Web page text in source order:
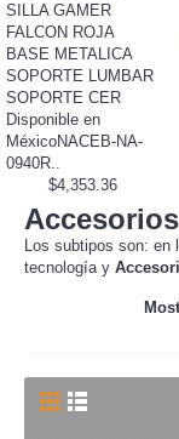
SILLA GAMER
FALCON ROJA
BASE METALICA
SOPORTE LUMBAR
SOPORTE CER
Disponible en
MéxicoNACEB-NA-
0940R..
$4,353.36
Los subtipos son: en
tecnología y